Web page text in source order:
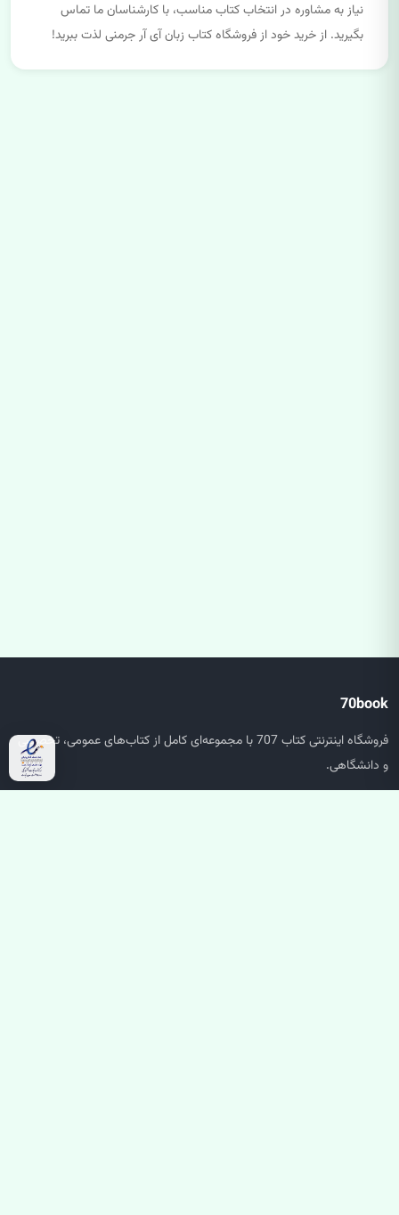
نیاز به مشاوره در انتخاب کتاب مناسب، با کارشناسان ما تماس
بگیرید. از خرید خود از فروشگاه کتاب زبان آی آر جرمنی لذت ببرید!
70book
فروشگاه اینترنتی کتاب 707 با مجموعه‌ای کامل از کتاب‌های عمومی، تخصصی
و دانشگاهی.